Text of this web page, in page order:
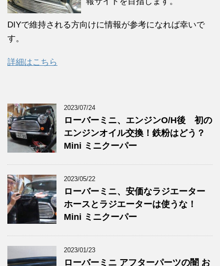
DIYで維持される方向けに情報が参考になれば幸いで
す。
詳細はこちら
2023/07/24
ローバーミニ、エンジンO/H後 初の
エンジンオイル交換！鉄粉はどう？
Mini ミニクーパー
2023/05/22
ローバーミニ、安価なラジエーター
ホースとラジエーターは使うな！
Mini ミニクーパー
2023/01/23
ローバーミニ アフターパーツの闇 お